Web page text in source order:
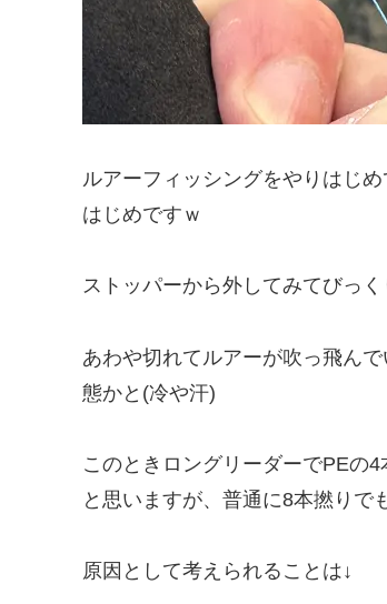
ルアーフィッシングをやりはじ
はじめですｗ
ストッパーから外してみてびっく
あわや切れてルアーが吹っ飛ん
態かと(冷や汗)
このときロングリーダーでPEの
と思いますが、普通に8本撚りで
原因として考えられることは↓